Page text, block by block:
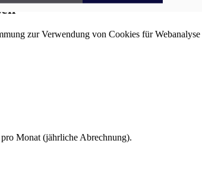
zur Verwendung von Cookies für Webanalyse
Monat (jährliche Abrechnung).